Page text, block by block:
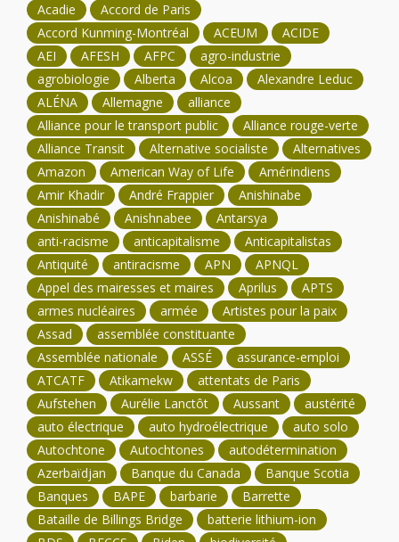
Acadie
Accord de Paris
Accord Kunming-Montréal
ACEUM
ACIDE
AEI
AFESH AFPC
agro-industrie
agrobiologie
Alberta Alcoa
Alexandre Leduc
ALÉNA
Allemagne
alliance
Alliance pour le transport public
Alliance rouge-verte
Alliance Transit
Alternative socialiste
Alternatives
Amazon
American Way of Life
Amérindiens
Amir Khadir
André Frappier
Anishinabe
Anishinabé
Anishnabee
Antarsya
anti-racisme
anticapitalisme
Anticapitalistas
Antiquité
antiracisme APN
APNQL
Appel des mairesses et maires
Aprilus
APTS
armes nucléaires
armée
Artistes pour la paix
Assad
assemblée constituante
Assemblée nationale
ASSÉ
assurance-emploi
ATCATF
Atikamekw
attentats de Paris
Aufstehen
Aurélie Lanctôt Aussant
austérité
auto électrique
auto hydroélectrique
auto solo
Autochtone
Autochtones
autodétermination
Azerbaïdjan
Banque du Canada
Banque Scotia
Banques
BAPE barbarie
Barrette
Bataille de Billings Bridge
batterie lithium-ion